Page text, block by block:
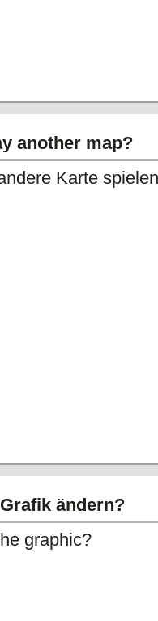
another map?
Karte
ändern?
graphic?